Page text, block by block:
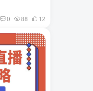
0 88 12